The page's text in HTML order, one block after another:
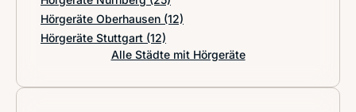
Hörgeräte Oberhausen (12)
Hörgeräte Stuttgart (12)
Alle Städte mit Hörgeräte